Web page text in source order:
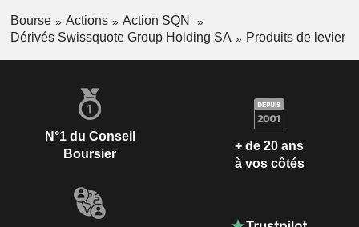
Bourse Actions
Action SQN
Dérivés Swissquote Group Holding SA
Produits de levier
N°1 du Conseil
Boursier
+ de 20 ans
à vos côtés